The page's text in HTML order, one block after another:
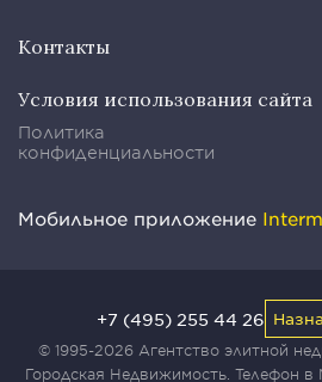
Контакты
Условия использования сайта
Политика
конфиденциальности
Мобильное приложение
© 1995-2026 Агентство элитной
Городская Недвижимость. Телефон в
+7 (495) 255 44 26